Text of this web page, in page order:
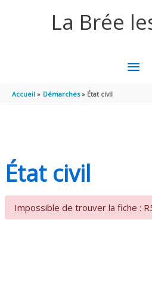
La Brée
MENU
Accueil Démarches État civil
État civil
Impossible de trouver la fiche :